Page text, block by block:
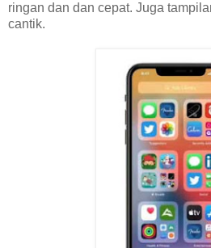
ringan dan dan cepat. Juga
cantik.